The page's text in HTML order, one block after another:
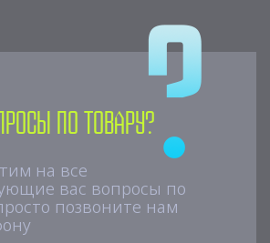
по товару?
на все
вас вопросы по
позвоните нам